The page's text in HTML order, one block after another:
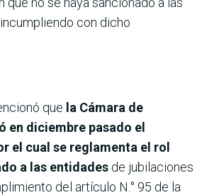
con dicho
que la Cámara de
en diciembre pasado el
el cual se reglamenta el rol
a las entidades de jubilaciones
del artículo N.° 95 de la